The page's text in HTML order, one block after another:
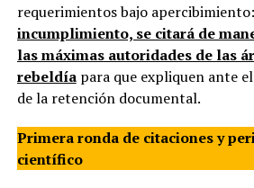
requerimientos bajo apercibimiento:
incumplimiento, se citará de
las máximas autoridades de las
rebeldíapara que expliquen ante
de la retención documental.
Primera ronda de citaciones y
científico